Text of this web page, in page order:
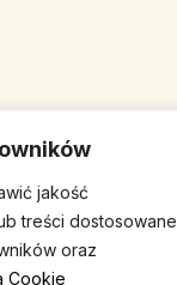
jakość
treści dostosowane
oraz
Cookie